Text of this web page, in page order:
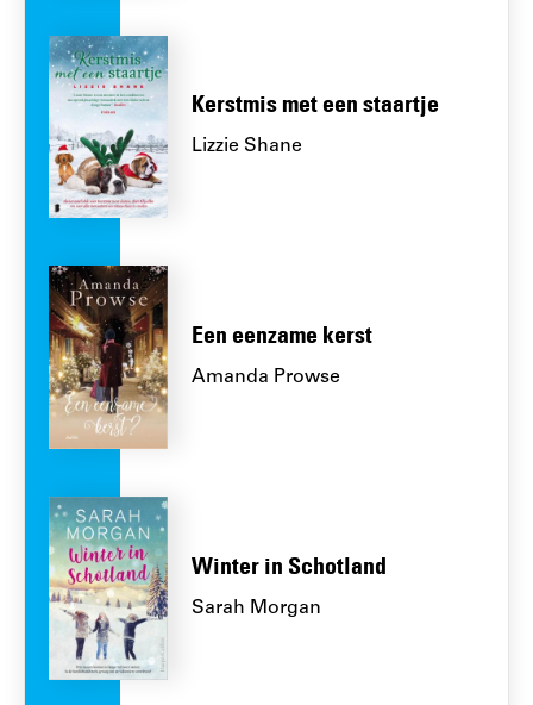
Kerstmis met een staartje
Lizzie Shane
Een eenzame kerst
Amanda Prowse
Winter in Schotland
Sarah Morgan